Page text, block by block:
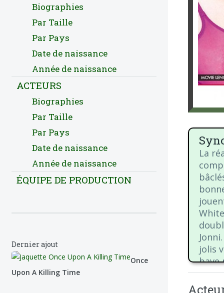
La
jolis
bave
Biographies
Par Taille
Par Pays
Date de naissance
Année de naissance
ACTEURS
Biographies
Par Taille
Par Pays
Date de naissance
Année de naissance
ÉQUIPE DE PRODUCTION
Dernier ajout
Once
Upon A Killing Time